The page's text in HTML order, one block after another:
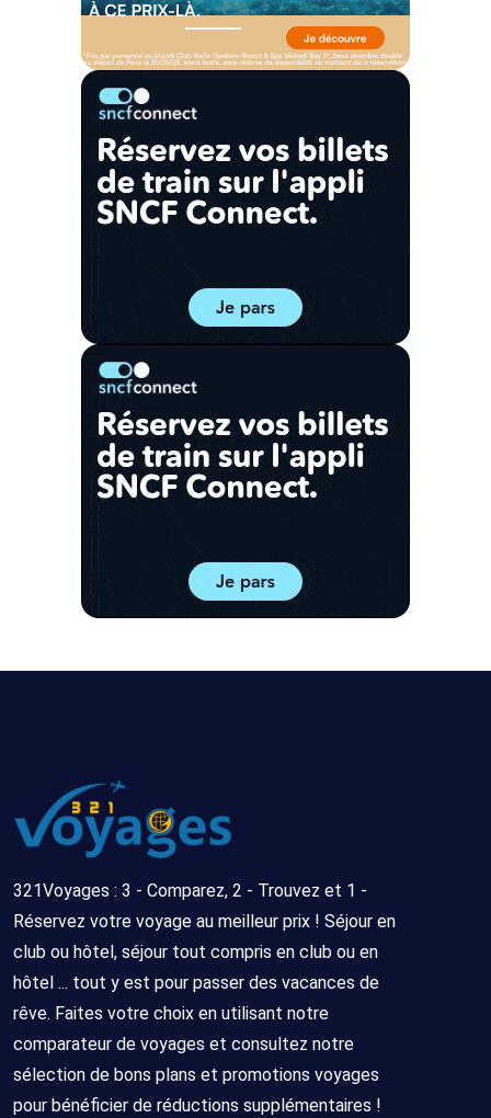
321Voyages : 3 - Comparez, 2 - Trouvez et 1 -
Réservez votre voyage au meilleur prix ! Séjour en
club ou hôtel, séjour tout compris en club ou en
hôtel ... tout y est pour passer des vacances de
rêve. Faites votre choix en utilisant notre
comparateur de voyages et consultez notre
sélection de bons plans et promotions voyages
pour bénéficier de réductions supplémentaires !